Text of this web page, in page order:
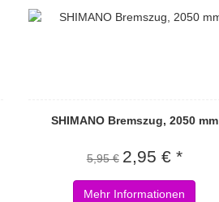
SHIMANO Bremszug, 2050 mm
5,95 € 2,95 € *
Mehr Informationen